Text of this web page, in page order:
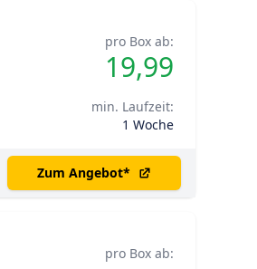
pro Box ab:
19,99
min. Laufzeit:
1 Woche
Zum Angebot*
pro Box ab: